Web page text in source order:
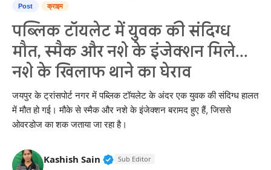
Contact Us
राजस्थान
राजनीति
क्राइम
भारत
बॉलीवुड
Post क्राइम
पब्लिक टॉयलेट में युवक की संदिग्ध
मौत, स्मैक और नशे के इंजेक्शन मिले...
नशे के खिलाफ थाने का घेराव
जयपुर के ट्रांसपोर्ट नगर में पब्लिक टॉयलेट के अंदर एक युवक की संदिग्ध हालत
में मौत हो गई। मौके से स्मैक और नशे के इंजेक्शन बरामद हुए हैं, जिससे
ओवरडोज का शक जताया जा रहा है।
Kashish Sain Verified Public Figure • 11 Jun,
Sub Editor